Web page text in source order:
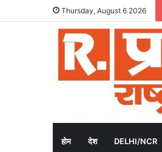
Thursday, August 6 2026
होम देश DELHI/NCR